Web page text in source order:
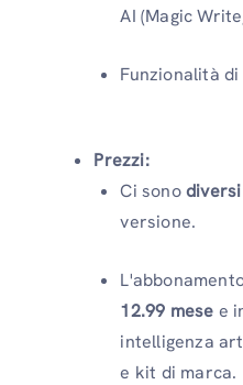
AI (Magic
Funzionalità
Prezzi:
Ci sono
versione.
12.99 mese e
intelligenza
e kit di marca.